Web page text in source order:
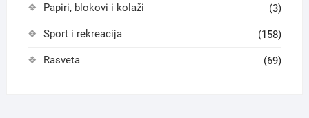
Papiri, blokovi i kolaži (3)
Sport i rekreacija (158)
Rasveta (69)